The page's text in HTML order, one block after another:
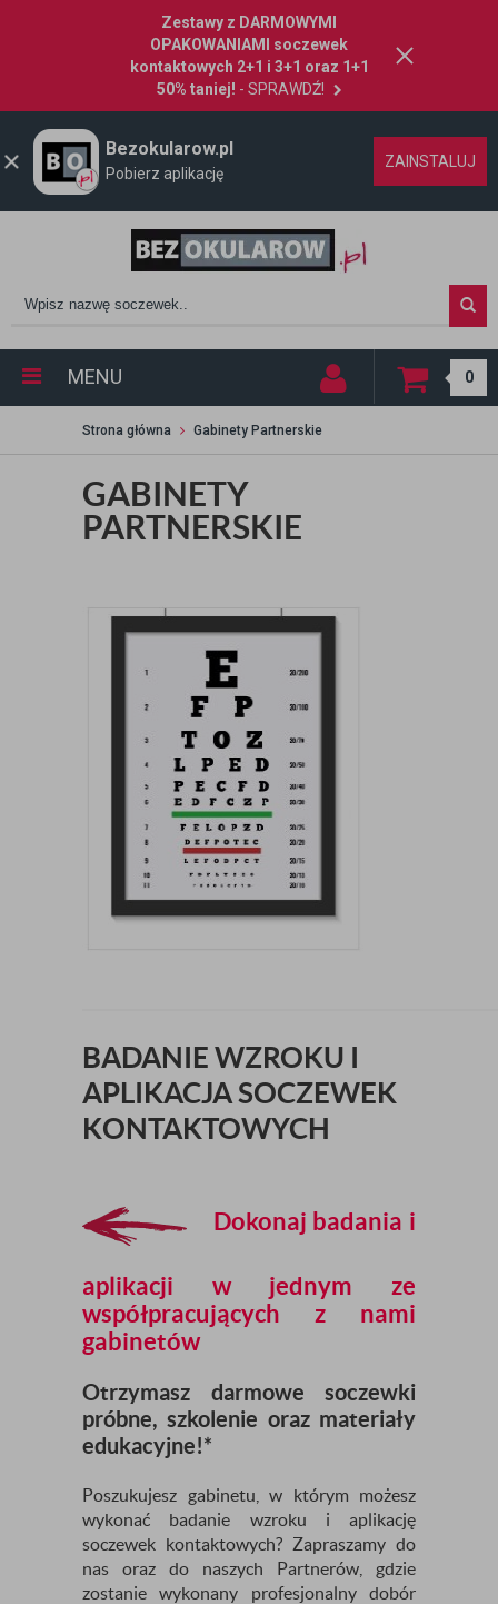
Zestawy z DARMOWYMI
OPAKOWANIAMI soczewek
kontaktowych 2+1 i 3+1 oraz 1+1
50% taniej! - SPRAWDŹ!
Bezokularow.pl
Pobierz aplikację
ZAINSTALUJ
MENU 0
Strona główna Gabinety Partnerskie
GABINETY
PARTNERSKIE
BADANIE WZROKU I
APLIKACJA SOCZEWEK
KONTAKTOWYCH
Dokonaj badania i
aplikacji w jednym ze
współpracujących z nami
gabinetów
Otrzymasz darmowe soczewki
próbne, szkolenie oraz materiały
edukacyjne!*
Poszukujesz gabinetu, w którym możesz
wykonać badanie wzroku i aplikację
soczewek kontaktowych? Zapraszamy do
nas oraz do naszych Partnerów, gdzie
zostanie wykonany profesjonalny dobór